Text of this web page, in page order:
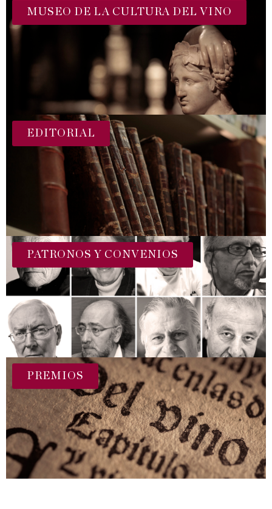
MUSEO DE LA CULTURA DEL VINO
EDITORIAL
PATRONOS Y CONVENIOS
PREMIOS